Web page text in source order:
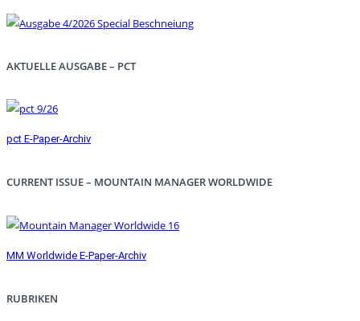
AKTUELLE AUSGABE – PCT
pct E-Paper-Archiv
CURRENT ISSUE – MOUNTAIN MANAGER WORLDWIDE
MM Worldwide E-Paper-Archiv
RUBRIKEN